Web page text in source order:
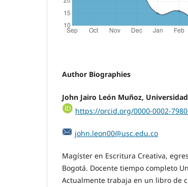
Author Biographies
John Jairo León Muñoz,
https://orcid.org/0000-0002-
john.leon00@usc.edu.co
Magíster en Escritura Creativa,
Bogotá. Docente tiempo completo
Actualmente trabaja en un libro de